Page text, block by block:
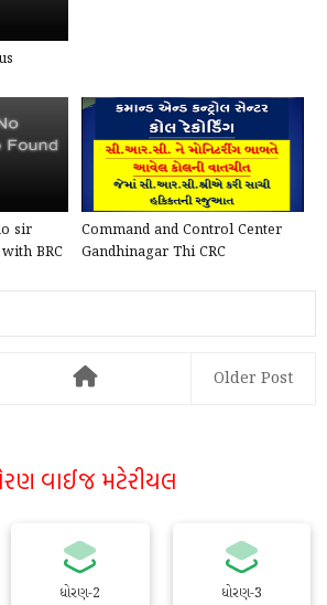
sir
BRC
Command and Control Center
Gandhinagar Thi CRC
Recordi...
Older Post
વાઈજ મટેરીયલ
ધોરણ-2 ધોરણ-3